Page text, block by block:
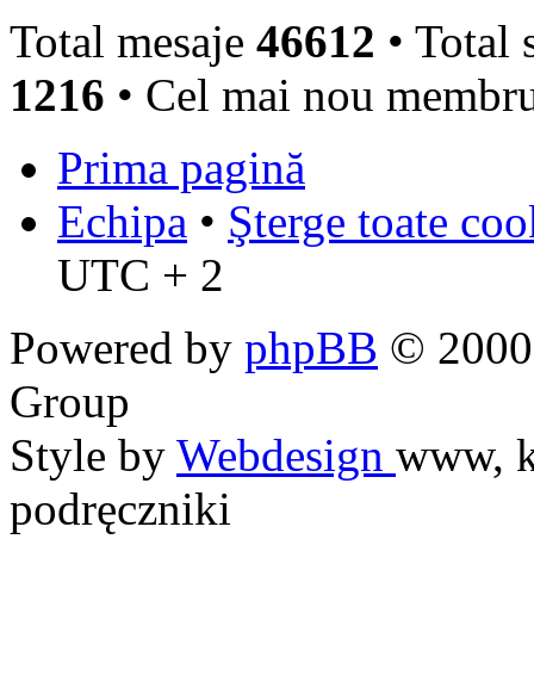
Total mesaje 46612 • Total
1216 • Cel mai nou
Prima pagină
Echipa • Şterge toate
UTC + 2
Powered by phpBB ©
Group
Style by Webdesign www,
podręczniki